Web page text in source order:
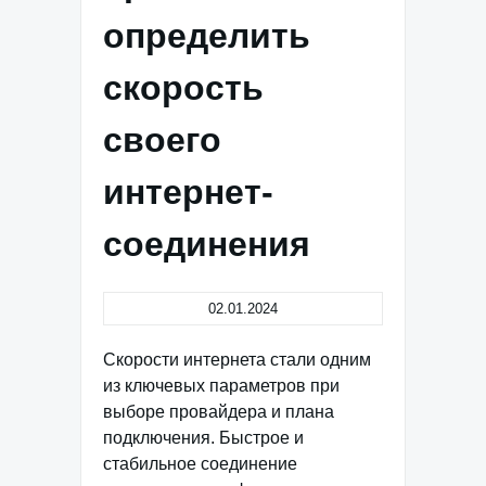
определить
скорость
своего
интернет-
соединения
02.01.2024
Скорости интернета стали одним
из ключевых параметров при
выборе провайдера и плана
подключения. Быстрое и
стабильное соединение